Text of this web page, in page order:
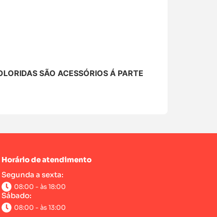
SÃO ACESSÓRIOS Á PARTE
Horário de atendimento
Segunda a sexta:
08:00 - às 18:00
Sábado:
08:00 - às 13:00